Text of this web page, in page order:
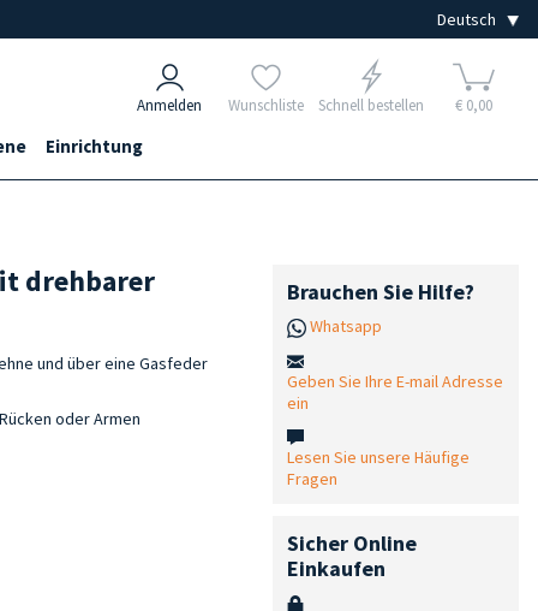
Anmelden Wunschliste Schnell bestellen € 0,00
Einrichtung
drehbarer
und über eine Gasfeder
oder Armen
Brauchen Sie Hilfe?
Whatsapp
Geben Sie Ihre E-mail Adresse
ein
Lesen Sie unsere Häufige
Fragen
Sicher Online
Einkaufen